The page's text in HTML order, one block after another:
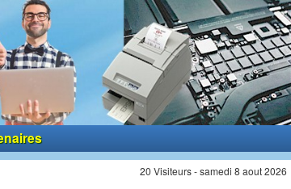
20 Visiteurs - samedi 8 aout 2026